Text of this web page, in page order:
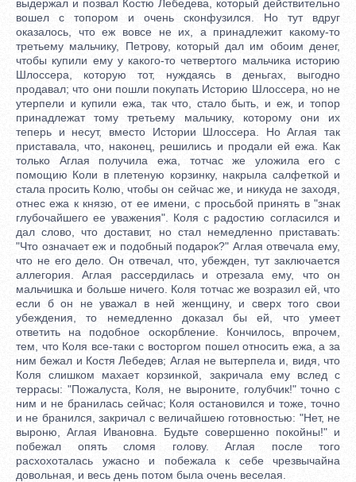
выдержал и позвал Костю Лебедева, который действительно
вошел с топором и очень сконфузился. Но тут вдруг
оказалось, что еж вовсе не их, а принадлежит какому-то
третьему мальчику, Петрову, который дал им обоим денег,
чтобы купили ему у какого-то четвертого мальчика историю
Шлоссера, которую тот, нуждаясь в деньгах, выгодно
продавал; что они пошли покупать Историю Шлоссера, но не
утерпели и купили ежа, так что, стало быть, и еж, и топор
принадлежат тому третьему мальчику, которому они их
теперь и несут, вместо Истории Шлоссера. Но Аглая так
приставала, что, наконец, решились и продали ей ежа. Как
только Аглая получила ежа, тотчас же уложила его с
помощию Коли в плетеную корзинку, накрыла салфеткой и
стала просить Колю, чтобы он сейчас же, и никуда не заходя,
отнес ежа к князю, от ее имени, с просьбой принять в "знак
глубочайшего ее уважения". Коля с радостию согласился и
дал слово, что доставит, но стал немедленно приставать:
"Что означает еж и подобный подарок?" Аглая отвечала ему,
что не его дело. Он отвечал, что, убежден, тут заключается
аллегория. Аглая рассердилась и отрезала ему, что он
мальчишка и больше ничего. Коля тотчас же возразил ей, что
если б он не уважал в ней женщину, и сверх того свои
убеждения, то немедленно доказал бы ей, что умеет
ответить на подобное оскорбление. Кончилось, впрочем,
тем, что Коля все-таки с восторгом пошел относить ежа, а за
ним бежал и Костя Лебедев; Аглая не вытерпела и, видя, что
Коля слишком махает корзинкой, закричала ему вслед с
террасы: "Пожалуста, Коля, не выроните, голубчик!" точно с
ним и не бранилась сейчас; Коля остановился и тоже, точно
и не бранился, закричал с величайшею готовностью: "Нет, не
выроню, Аглая Ивановна. Будьте совершенно покойны!" и
побежал опять сломя голову. Аглая после того
расхохоталась ужасно и побежала к себе чрезвычайна
довольная, и весь день потом была очень веселая.